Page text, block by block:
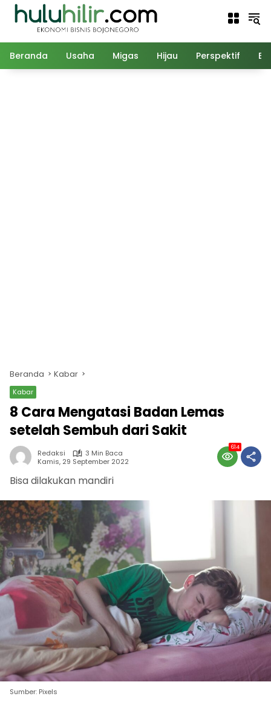
Langsung
Beranda Usaha Migas Hijau Perspektif
Beranda Kabar
Kabar
8 Cara Mengatasi Badan Lemas
setelah Sembuh dari Sakit
Redaksi
3 Min Baca
Kamis, 29 September 2022
614
Bisa dilakukan mandiri
Sumber: Pixels